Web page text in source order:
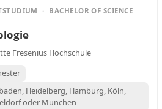
· BACHELOR OF SCIENCE
Fresenius Hochschule
Heidelberg, Hamburg, Köln,
oder München